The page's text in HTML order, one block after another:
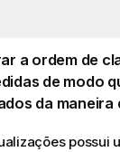
a ordem de
de modo
da maneira
possui